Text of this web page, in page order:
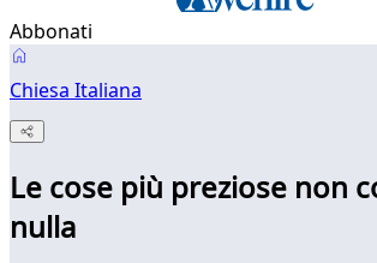
Abbonati
Chiesa Italiana
Le cose più preziose non
nulla